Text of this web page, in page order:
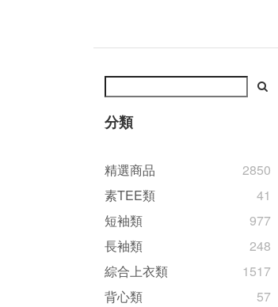
分類
精選商品
2850
素TEE類
41
短袖類
977
長袖類
248
綜合上衣類
1517
背心類
57